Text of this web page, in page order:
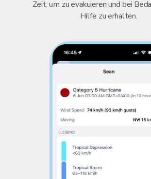
Zeit, um zu evakuieren und bei
Hilfe zu erhalten.